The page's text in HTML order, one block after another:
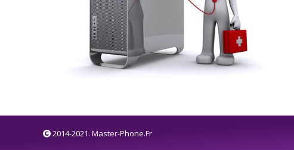
2014-2021. Master-Phone.Fr